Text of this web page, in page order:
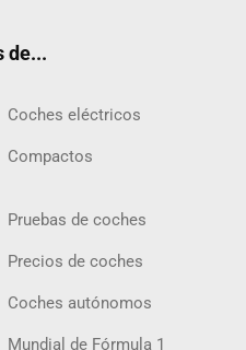
de...
Coches eléctricos
Compactos
Pruebas de coches
Precios de coches
Coches autónomos
Mundial de Fórmula 1